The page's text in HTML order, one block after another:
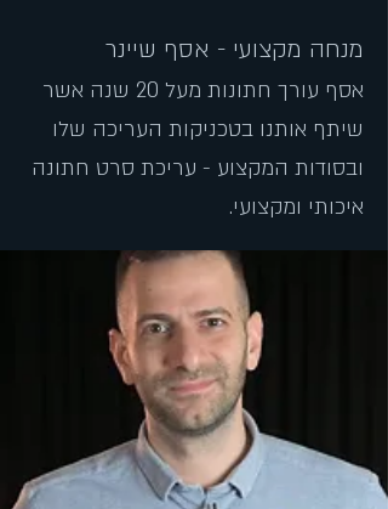
מנחה מקצועי - אסף שיינר
אסף עורך חתונות מעל 20 שנה אשר
שיתף אותנו בטכניקות העריכה שלו
ובסודות המקצוע - עריכת סרט חתונה
איכותי ומקצועי.